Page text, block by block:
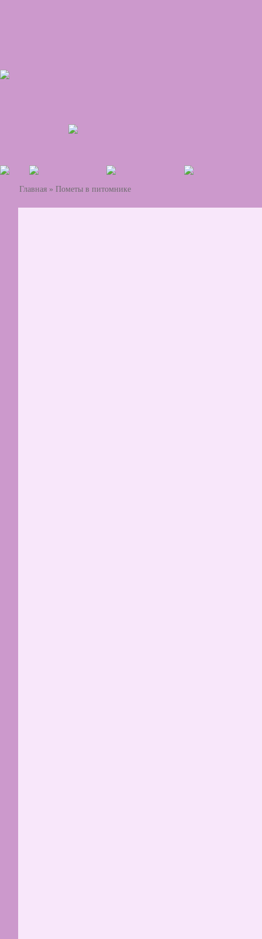
Главная » Пометы в питомнике